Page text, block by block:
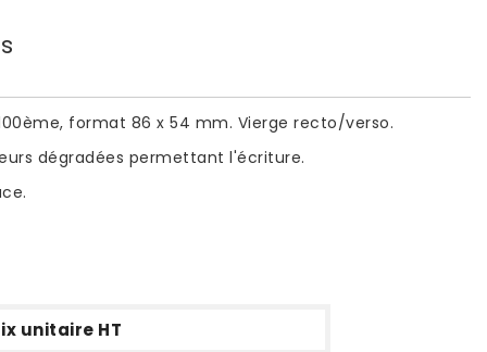
format 86 x 54 mm. Vierge recto/verso.
dégradées permettant l'écriture.
unitaire HT